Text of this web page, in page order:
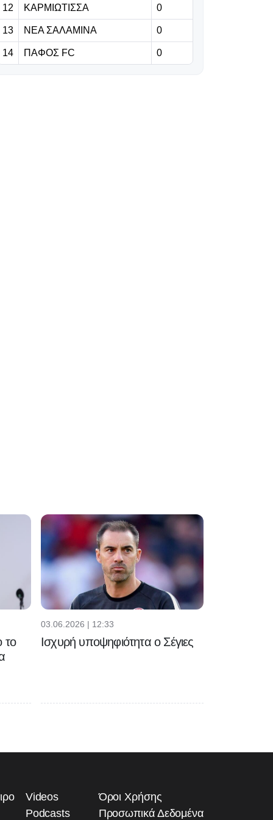
φαβορί για τη
League Phase
του Champions
League η ΑΕΚ»
12 ΚΑΡΜΙΩΤΙΣΣΑ 0
13 ΝΕΑ ΣΑΛΑΜΙΝΑ 0
14 ΠΑΦΟΣ FC 0
το
03.06.2026 | 12:33
Ισχυρή υποψηφιότητα ο Σέγιες
Videos
Podcasts
Όροι Χρήσης
Προσωπικά Δεδομένα